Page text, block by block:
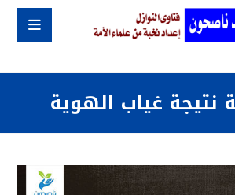
نتيجة غياب الهوية